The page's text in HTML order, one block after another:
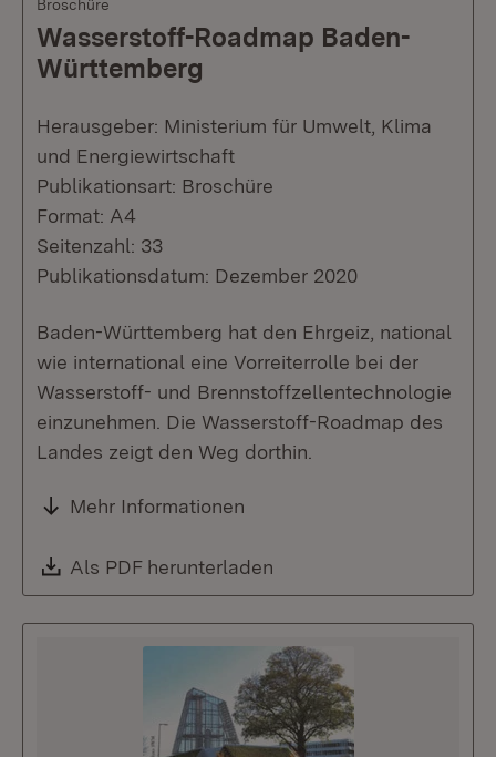
Broschüre
Wasserstoff-Roadmap Baden-
Württemberg
Herausgeber: Ministerium für Umwelt, Klima
und Energiewirtschaft
Publikationsart: Broschüre
Format: A4
Seitenzahl: 33
Publikationsdatum: Dezember 2020
Baden-Württemberg hat den Ehrgeiz, national
wie international eine Vorreiterrolle bei der
Wasserstoff- und Brennstoffzellentechnologie
einzunehmen. Die Wasserstoff-Roadmap des
Landes zeigt den Weg dorthin.
Mehr Informationen
Download:
Als PDF herunterladen